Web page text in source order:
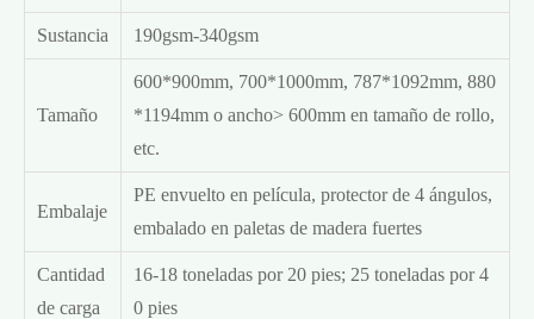
Sustancia 190gsm-340gsm
Tamaño
600*900mm, 700*1000mm, 787*1092mm, 880
*1194mm o ancho> 600mm en tamaño de rollo,
etc.
Embalaje
PE envuelto en película, protector de 4 ángulos,
embalado en paletas de madera fuertes
Cantidad
de carga
16-18 toneladas por 20 pies; 25 toneladas por 4
0 pies